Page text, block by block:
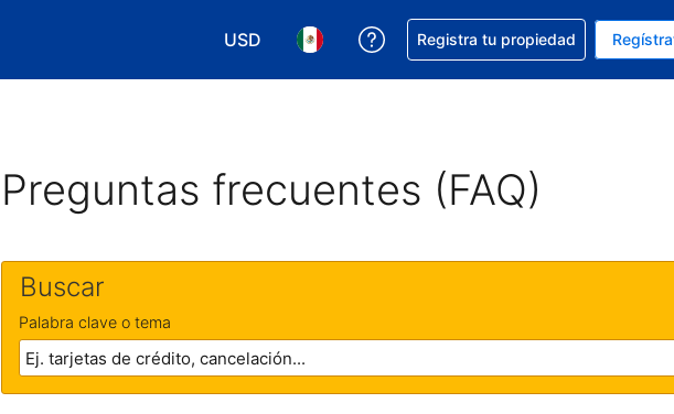
USD
Elegir tu moneda. Tu moneda actual es Dólar de
Elegir el idioma que prefieres. Tu idioma
Obtener ayuda con la reservación
Registra tu propiedad
Preguntas frecuentes (FAQ)
Buscar
Palabra clave o tema